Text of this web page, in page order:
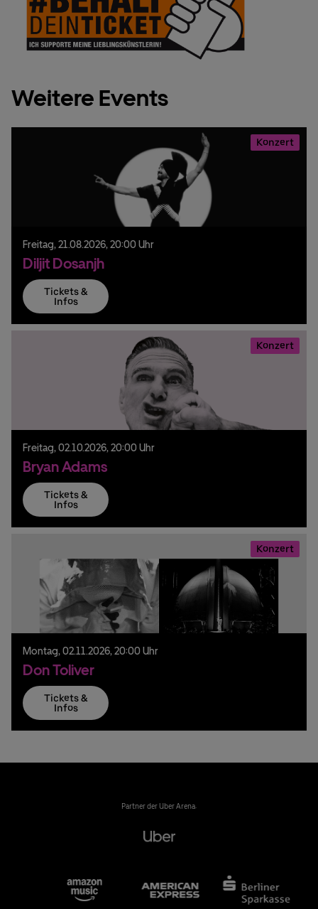
Weitere Events
Konzert
Freitag, 21.08.2026, 20:00 Uhr
Diljit Dosanjh
Tickets &
Infos
Konzert
Freitag, 02.10.2026, 20:00 Uhr
Bryan Adams
Tickets &
Infos
Konzert
Montag, 02.11.2026, 20:00 Uhr
Don Toliver
Tickets &
Infos
Partner der Uber Arena: